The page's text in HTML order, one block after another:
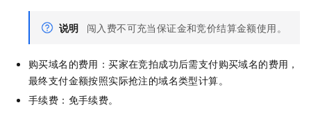
说明 闯入费不可充当保证金和竞价结算金额使用。
购买域名的费用：买家在竞拍成功后需支付购买域名的费用，
最终支付金额按照实际抢注的域名类型计算。
手续费：免手续费。